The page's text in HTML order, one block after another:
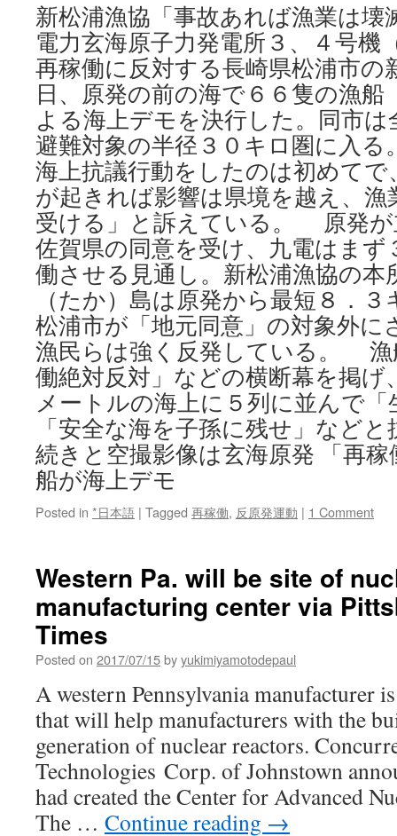
新松浦漁協「事故あれば漁業は
電力玄海原子力発電所３、４号機
再稼働に反対する長崎県松浦市の
日、原発の前の海で６６隻の漁船
よる海上デモを決行した。同市
避難対象の半径３０キロ圏に入る
海上抗議行動をしたのは初めて
が起きれば影響は県境を越え、
受ける」と訴えている。 原発が
佐賀県の同意を受け、九電はまず
働させる見通し。新松浦漁協の本
（たか）島は原発から最短８．
松浦市が「地元同意」の対象外
漁民らは強く反発している。 漁
働絶対反対」などの横断幕を掲げ
メートルの海上に５列に並んで
「安全な海を子孫に残せ」など
続きと空撮影像は玄海原発 「再
船が海上デモ
Posted in *日本語 | Tagged 再稼働, 反原発運動 | 1 Comment
Western Pa. will be site of
manufacturing center via
Times
Posted on 2017/07/15byyukimiyamotodepaul
A western Pennsylvania manufacturer
that will help manufacturers with the
generation of nuclear reactors.
Technologies Corp. of Johnstown
had created the Center for Advanced
The … Continue reading →